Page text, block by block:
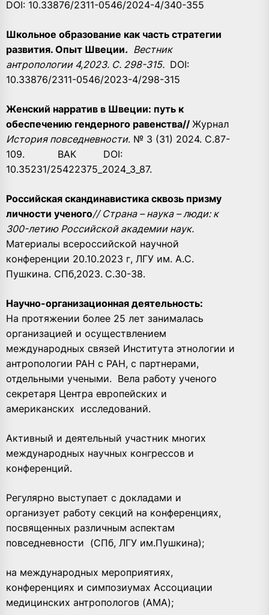
DOI: 10.33876/2311-0546/2024-4/340-355
Школьное образование как часть стратегии
развития. Опыт Швеции. Вестник
антропологии 4,2023. С. 298-315. DOI:
10.33876/2311-0546/2023-4/298-315
Женский нарратив в Швеции: путь к
обеспечению гендерного равенства// Журнал
История повседневности. № 3 (31) 2024. С.87-
109.
ВАК
DOI:
10.35231/25422375_2024_3_87.
Российская скандинавистика сквозь призму
личности ученого// Страна – наука – люди: к
300-летию Российской академии наук.
Материалы всероссийской научной
конференции 20.10.2023 г, ЛГУ им. А.С.
Пушкина. СПб,2023. С.30-38.
Научно-организационная деятельность:
На протяжении более 25 лет занималась
организацией и осуществлением
международных связей Института этнологии и
антропологии РАН с РАН, с партнерами,
отдельными учеными. Вела работу ученого
секретаря Центра европейских и
американских исследований.
Активный и деятельный участник многих
международных научных конгрессов и
конференций.
Регулярно выступает с докладами и
организует работу секций на конференциях,
посвященных различным аспектам
повседневности (СПб, ЛГУ им.Пушкина);
на международных мероприятиях,
конференциях и симпозиумах Ассоциации
медицинских антропологов (АМА);